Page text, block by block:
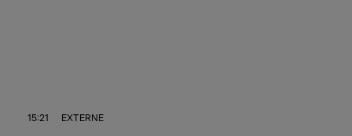
15:21 EXTERNE